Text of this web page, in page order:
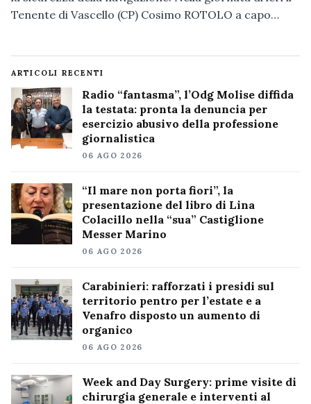
Tenente di Vascello (CP) Cosimo ROTOLO a capo…
ARTICOLI RECENTI
Radio “fantasma”, l’Odg Molise diffida
la testata: pronta la denuncia per
esercizio abusivo della professione
giornalistica
06 AGO 2026
“Il mare non porta fiori”, la
presentazione del libro di Lina
Colacillo nella “sua” Castiglione
Messer Marino
06 AGO 2026
Carabinieri: rafforzati i presidi sul
territorio pentro per l’estate e a
Venafro disposto un aumento di
organico
06 AGO 2026
Week and Day Surgery: prime visite di
chirurgia generale e interventi al